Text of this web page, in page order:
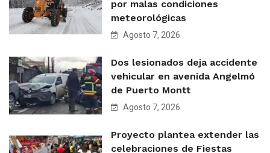
por malas condiciones
meteorológicas
Agosto 7, 2026
Dos lesionados deja accidente
vehicular en avenida Angelmó
de Puerto Montt
Agosto 7, 2026
Proyecto plantea extender las
celebraciones de Fiestas